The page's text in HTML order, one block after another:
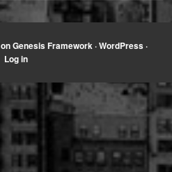
onGenesis Framework ·WordPress ·
Log in